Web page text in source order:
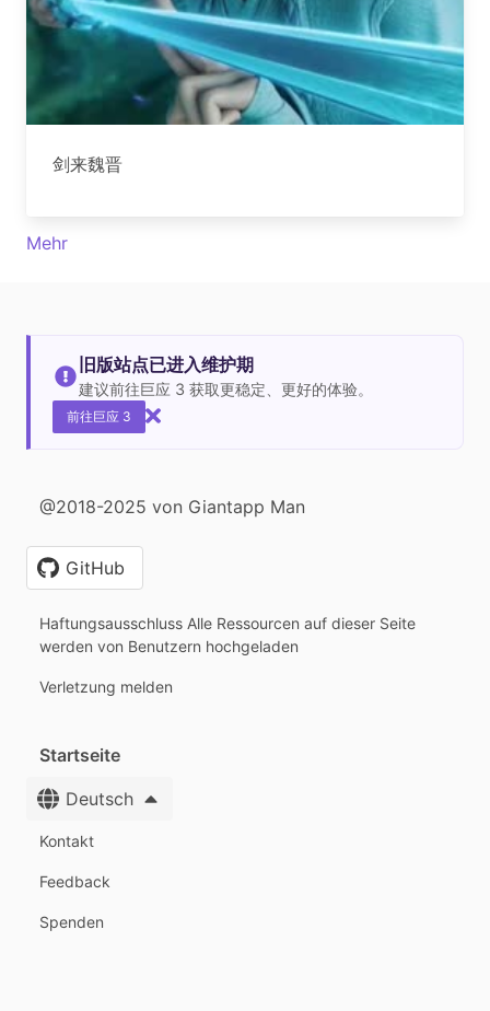
剑来魏晋
Mehr
旧版站点已进入维护期
建议前往巨应 3 获取更稳定、更好的体验。
前往巨应 3
@2018-2025 von Giantapp Man
GitHub
Haftungsausschluss Alle Ressourcen auf dieser Seite
werden von Benutzern hochgeladen
Verletzung melden
Startseite
Deutsch
Kontakt
Feedback
Spenden